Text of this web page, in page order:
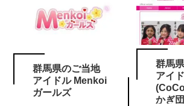
群馬県のご当地
アイドル Menkoi
ガールズ
群馬
アイ
かぎ